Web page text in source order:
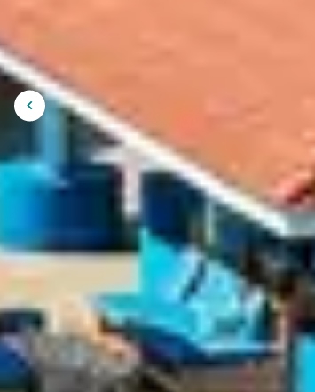
FLÂNER
VILLE
Le port de Capbreton
temps d’observer les bateaux
et aux moments de détente,
Capbreton ne s’endort pas
temps forts qui rythment la
quotidien et de son identité.
Afficher
l'image
précédente